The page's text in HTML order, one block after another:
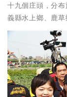
十九個庄頭，分
義縣水上鄉、鹿草